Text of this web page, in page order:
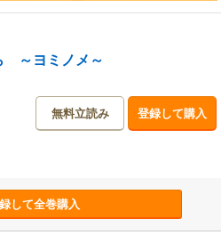
～ヨミノメ～
無料立読み 登録して購入
して全巻購入